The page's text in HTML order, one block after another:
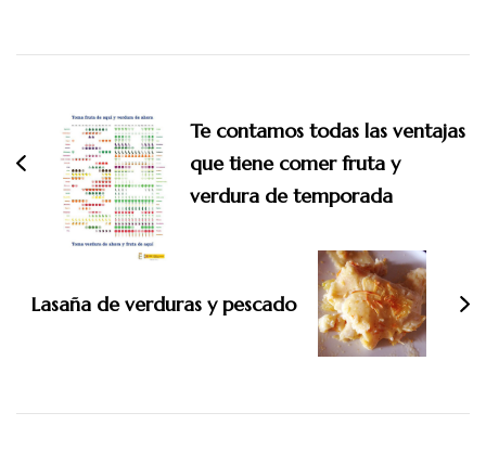
entradas
Te contamos todas las ventajas
que tiene comer fruta y
verdura de temporada
Lasaña de verduras y pescado